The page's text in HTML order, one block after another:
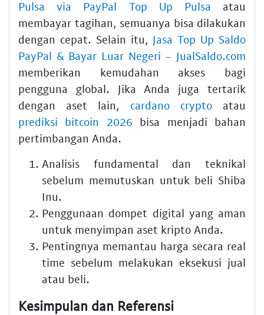
Pulsa via PayPal Top Up Pulsa atau
membayar tagihan, semuanya bisa dilakukan
dengan cepat. Selain itu, Jasa Top Up Saldo
PayPal & Bayar Luar Negeri - JualSaldo.com
memberikan kemudahan akses bagi
pengguna global. Jika Anda juga tertarik
dengan aset lain, cardano crypto atau
prediksi bitcoin 2026 bisa menjadi bahan
pertimbangan Anda.
Analisis fundamental dan teknikal
sebelum memutuskan untuk beli Shiba
Inu.
Penggunaan dompet digital yang aman
untuk menyimpan aset kripto Anda.
Pentingnya memantau harga secara real
time sebelum melakukan eksekusi jual
atau beli.
Kesimpulan dan Referensi